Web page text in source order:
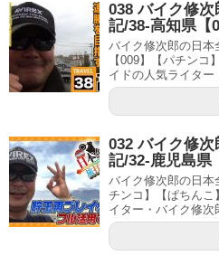
038 バイク修次
記/38-高知県【
バイク修次郎の日本
【009】【パチンコ
イドの人気ライタ
032 バイク修次
記/32-鹿児島県
バイク修次郎の日本
チンコ】【ぱちんこ
イター・バイク修次